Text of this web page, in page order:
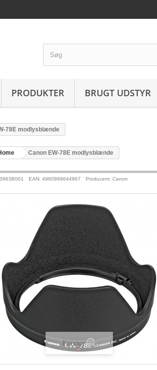
PRODUKTER BRUGT UDSTYR
78E modlysblænde
>Canon EW-78E modlysblænde
EAN: 4960999644967 Producent: Canon
Forstør